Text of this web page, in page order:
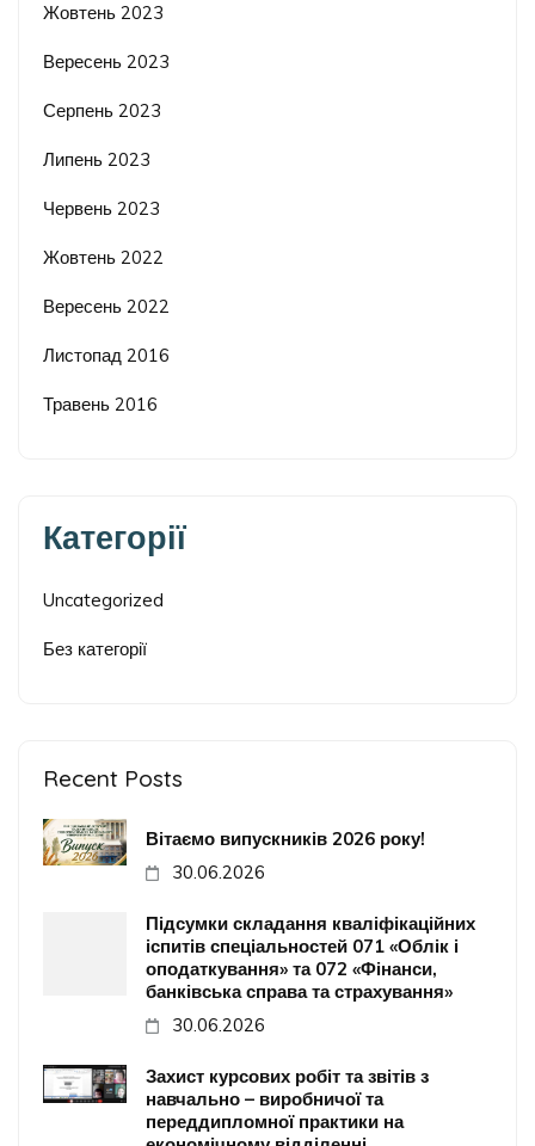
Жовтень 2023
Вересень 2023
Серпень 2023
Липень 2023
Червень 2023
Жовтень 2022
Вересень 2022
Листопад 2016
Травень 2016
Категорії
Uncategorized
Без категорії
Recent Posts
Вітаємо випускників 2026 року!
30.06.2026
Підсумки складання кваліфікаційних
іспитів спеціальностей 071 «Облік і
оподаткування» та 072 «Фінанси,
банківська справа та страхування»
30.06.2026
Захист курсових робіт та звітів з
навчально – виробничої та
переддипломної практики на